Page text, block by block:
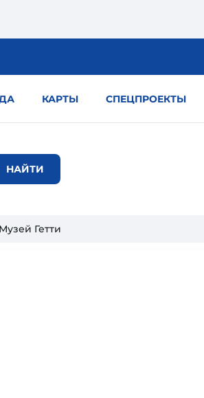
КАРТЫ СПЕЦПРОЕКТЫ
Гетти